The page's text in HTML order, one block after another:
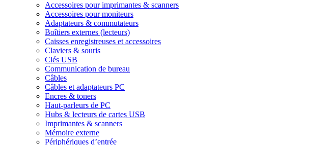
Accessoires pour imprimantes & scanners
Accessoires pour moniteurs
Adaptateurs & commutateurs
Boîtiers externes (lecteurs)
Caisses enregistreuses et accessoires
Claviers & souris
Clés USB
Communication de bureau
Câbles
Câbles et adaptateurs PC
Encres & toners
Haut-parleurs de PC
Hubs & lecteurs de cartes USB
Imprimantes & scanners
Mémoire externe
Périphériques d’entrée